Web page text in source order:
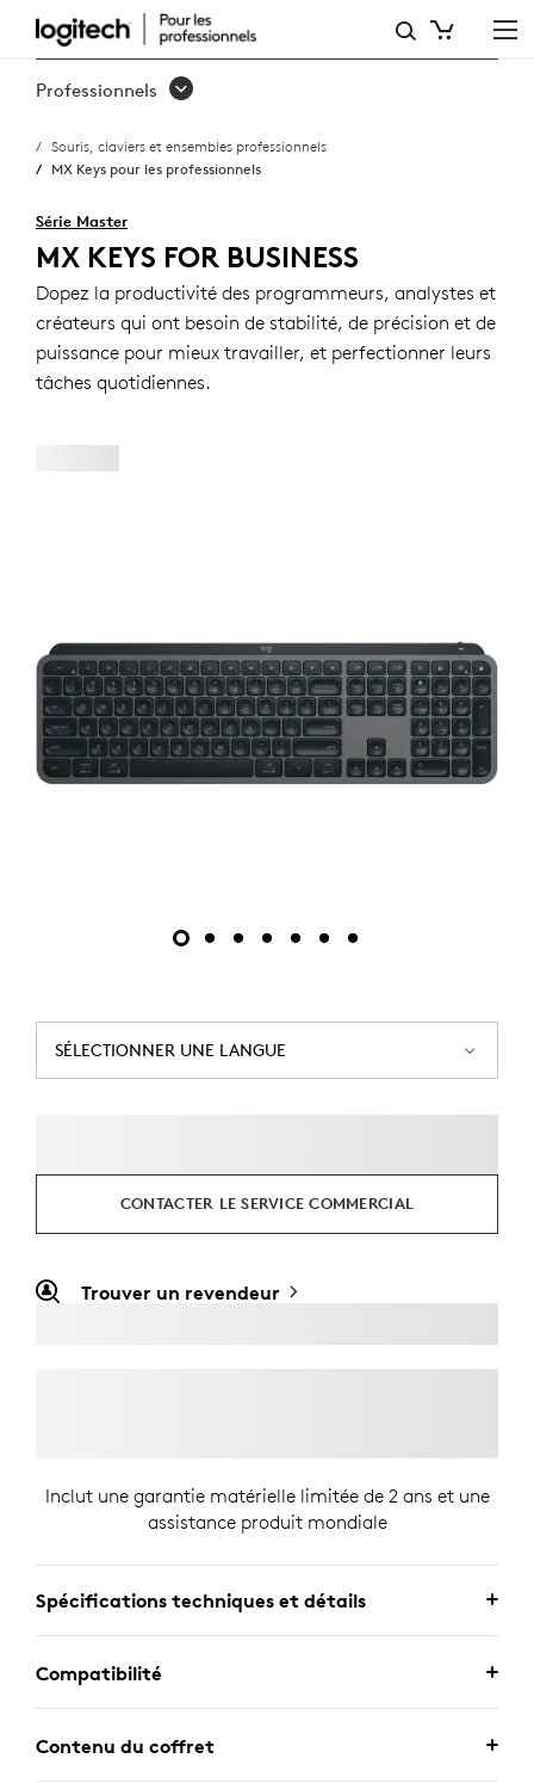
MX KEYS
POUR
PROFESSIONNELS
Professionnels
Souris, claviers et ensembles professionnels
MX Keys pour les professionnels
Série Master
MX KEYS FOR BUSINESS
Dopez la productivité des programmeurs, analystes et
créateurs qui ont besoin de stabilité, de précision et de
puissance pour mieux travailler, et perfectionner leurs
tâches quotidiennes.
SÉLECTIONNER UNE LANGUE
CONTACTER LE SERVICE COMMERCIAL
Trouver un revendeur
Inclut une garantie matérielle limitée de 2 ans et une
assistance produit mondiale
Spécifications techniques et détails
Compatibilité
Contenu du coffret